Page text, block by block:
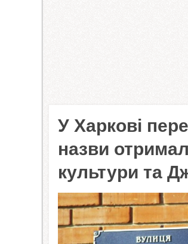
У Харкові
назви
культури та